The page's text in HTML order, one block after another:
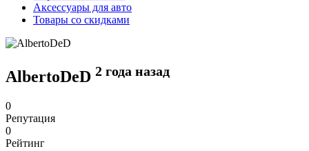
Аксессуары для авто
Товары со скидками
AlbertoDeD 2 года назад
0
Репутация
0
Рейтинг